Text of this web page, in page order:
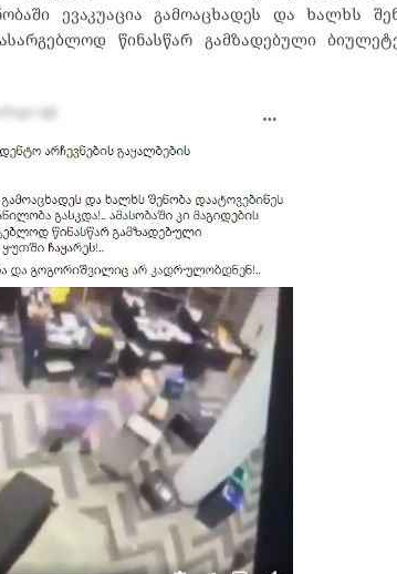
ევაკუაცია გამოაცხადეს და ხალხს
წინასწარ გამზადებული